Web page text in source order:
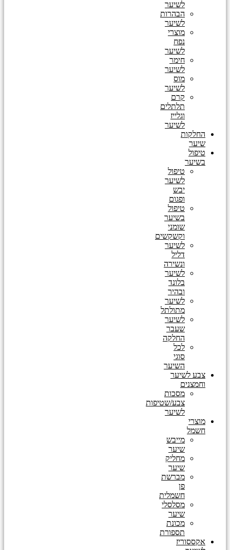
לשיער
הבהרות
לשיער
מוצרי
נפח
לשיער
חימר
לשיער
מוס
לשיער
קרם
תלתלים
וגלייז
לשיער
החלקות
שיער
טיפול
בשיער
טיפול
לשיער
יבש
ופגום
טיפול
בשיער
שומני
וקשקשים
לשיער
דליל
ונשירה
לשיער
בלונד
ובהיר
לשיער
מתולתל
לשיער
שעבר
החלקה
לכל
סוגי
השיער
צבע לשיער
וחמצנים
מסכות
צבע/שטיפות
לשיער
מוצרי
חשמל
מייבש
שיער
מחליק
שיער
מברשת
פן
חשמלית
מסלסלי
שיער
מכונת
תספורת
אקססוריז